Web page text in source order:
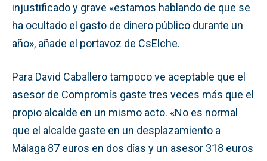
injustificado y grave «estamos hablando de que se
ha ocultado el gasto de dinero público durante un
año», añade el portavoz de CsElche.
Para David Caballero tampoco ve aceptable que el
asesor de Compromís gaste tres veces más que el
propio alcalde en un mismo acto. «No es normal
que el alcalde gaste en un desplazamiento a
Málaga 87 euros en dos días y un asesor 318 euros